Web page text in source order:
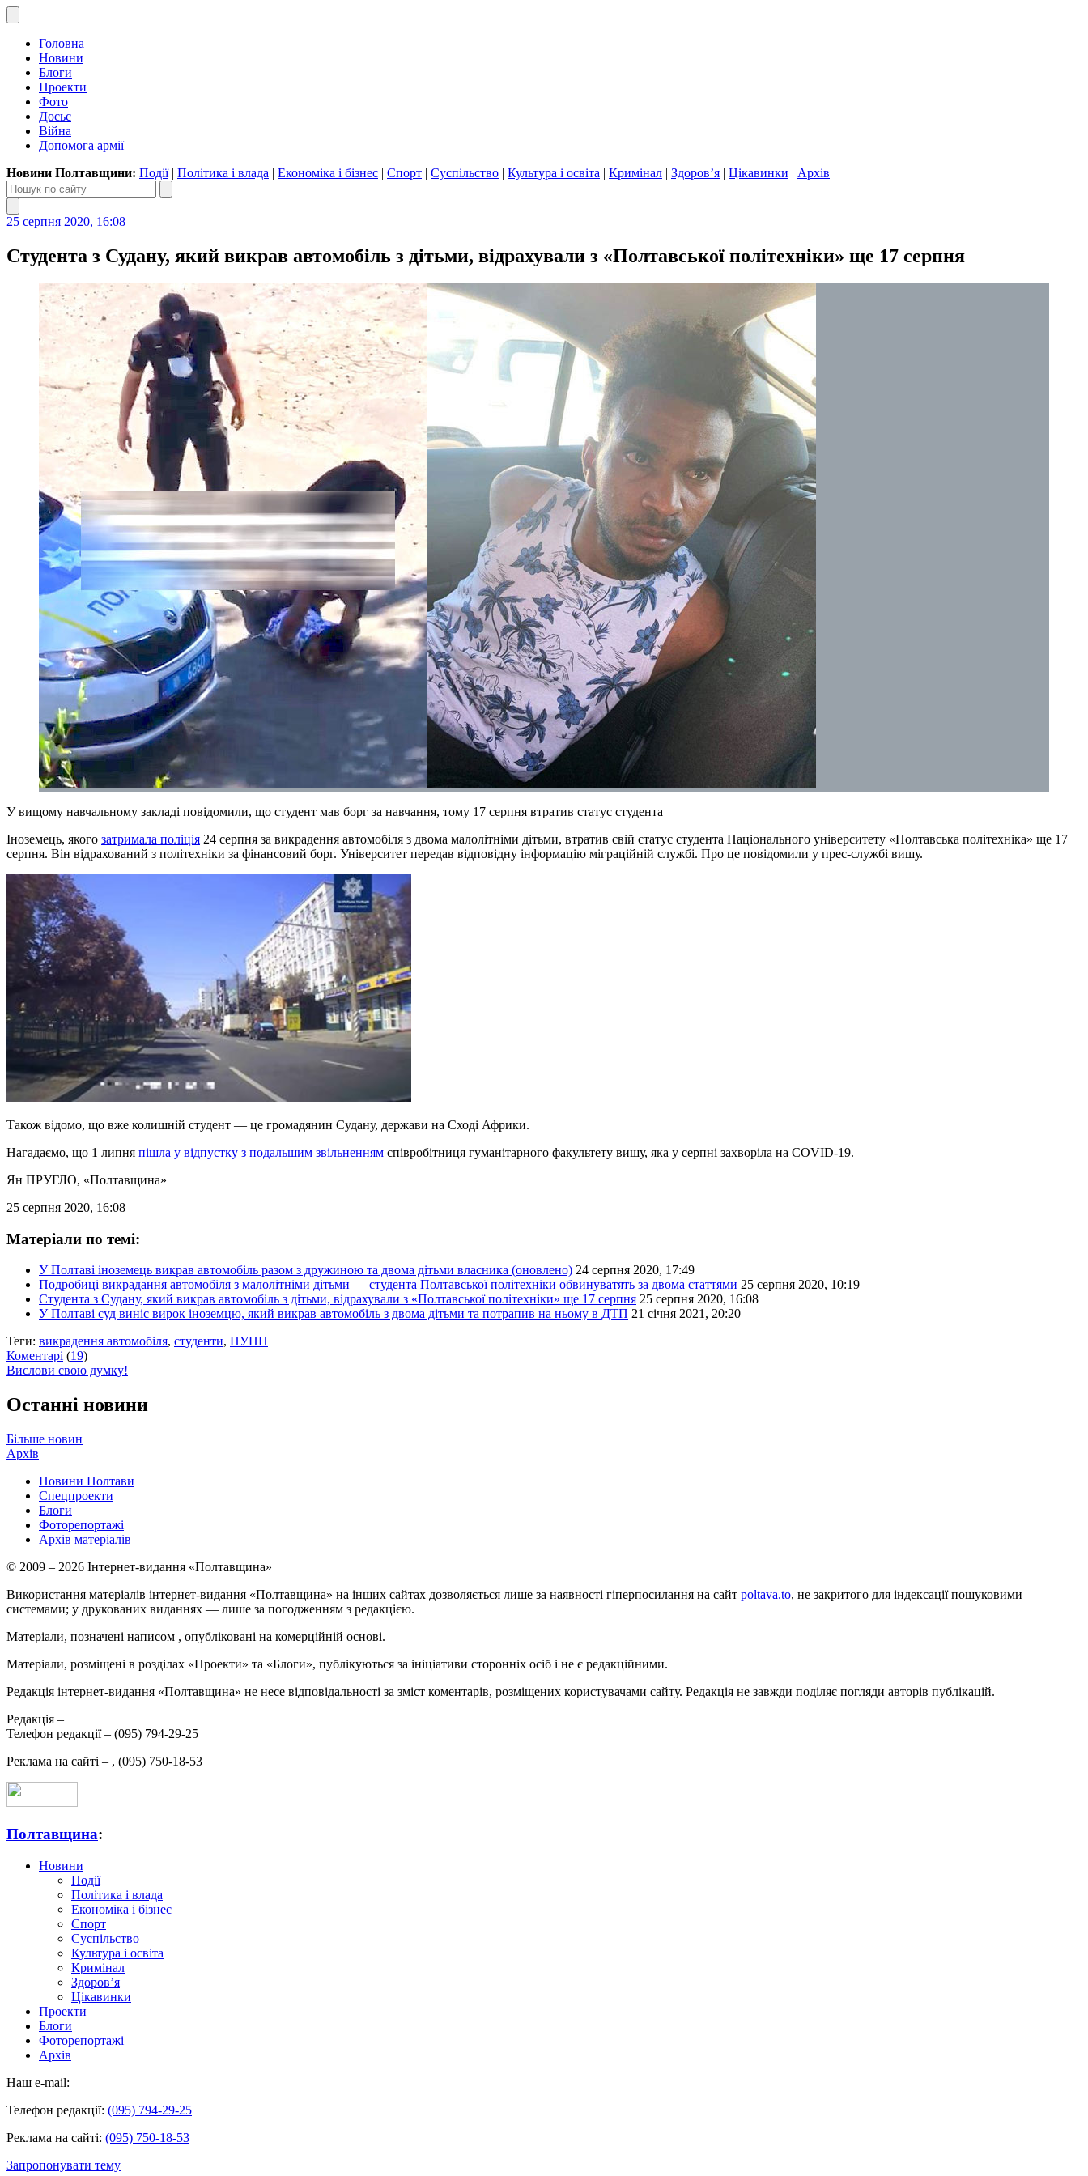
Головна
Новини
Блоги
Проекти
Фото
Досьє
Війна
Допомога армії
Новини Полтавщини: Події| Політика і влада | Економіка і бізнес | Спорт | Суспільство | Культура і освіта | Кримінал | Здоров’я | Цікавинки | Архів
25 серпня 2020, 16:08
Студента з Судану, який викрав автомобіль з дітьми, відрахували з «Полтавської політехніки» ще 17 серпня
У вищому навчальному закладі повідомили, що студент мав борг за навчання, тому 17 серпня втратив статус студента
Іноземець, якого затримала поліція 24 серпня за викрадення автомобіля з двома малолітніми дітьми, втратив свій статус студента Національного університету «Полтавська політехніка» ще 17
серпня. Він відрахований з політехніки за фінансовий борг. Університет передав відповідну інформацію міграційній службі. Про це повідомили у прес-службі вишу.
Також відомо, що вже колишній студент — це громадянин Судану, держави на Сході Африки.
Нагадаємо, що 1 липня пішла у відпустку з подальшим звільненням співробітниця гуманітарного факультету вишу, яка у серпні захворіла на COVID-19.
Ян ПРУГЛО, «Полтавщина»
25 серпня 2020, 16:08
Матеріали по темі:
У Полтаві іноземець викрав автомобіль разом з дружиною та двома дітьми власника (оновлено) 24 серпня 2020, 17:49
Подробиці викрадання автомобіля з малолітніми дітьми — студента Полтавської політехніки обвинуватять за двома статтями 25 серпня 2020, 10:19
Студента з Судану, який викрав автомобіль з дітьми, відрахували з «Полтавської політехніки» ще 17 серпня 25 серпня 2020, 16:08
У Полтаві суд виніс вирок іноземцю, який викрав автомобіль з двома дітьми та потрапив на ньому в ДТП 21 січня 2021, 20:20
Теги: викрадення автомобіля, студенти, НУПП
Коментарі (19)
Вислови свою думку!
Останні новини
Більше новин
Архів
Новини Полтави
Спецпроекти
Блоги
Фоторепортажі
Архів матеріалів
© 2009 – 2026 Інтернет-видання «Полтавщина»
Використання матеріалів інтернет-видання «Полтавщина» на інших сайтах дозволяється лише за наявності гіперпосилання на сайт poltava.to, не закритого для індексації пошуковими
системами; у друкованих виданнях — лише за погодженням з редакцією.
Матеріали, позначені написом , опубліковані на комерційній основі.
Матеріали, розміщені в розділах «Проекти» та «Блоги», публікуються за ініціативи сторонніх осіб і не є редакційними.
Редакція інтернет-видання «Полтавщина» не несе відповідальності за зміст коментарів, розміщених користувачами сайту. Редакція не завжди поділяє погляди авторів публікацій.
Редакція –
Телефон редакції – (095) 794-29-25
Реклама на сайті – , (095) 750-18-53
Полтавщина:
Новини
Події
Політика і влада
Економіка і бізнес
Спорт
Суспільство
Культура і освіта
Кримінал
Здоров’я
Цікавинки
Проекти
Блоги
Фоторепортажі
Архів
Наш e-mail:
Телефон редакції: (095) 794-29-25
Реклама на сайті: (095) 750-18-53
Запропонувати тему